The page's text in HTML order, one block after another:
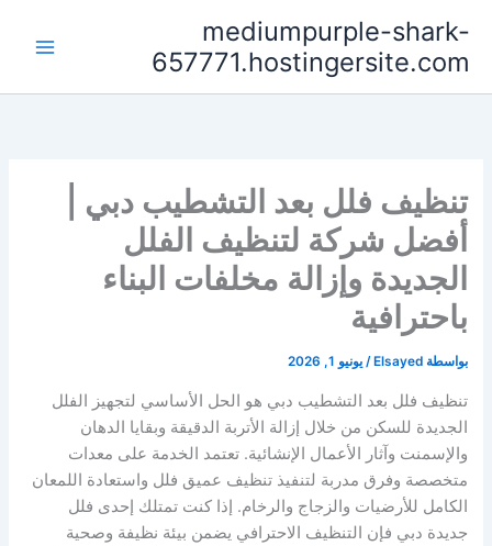
المحتوى
mediumpurple-shark-
657771.hostingersite.com
تنظيف فلل بعد التشطيب دبي |
أفضل شركة لتنظيف الفلل
الجديدة وإزالة مخلفات البناء
باحترافية
بواسطة Elsayed
/يونيو 1, 2026
تنظيف فلل بعد التشطيب دبي هو الحل الأساسي لتجهيز الفلل
الجديدة للسكن من خلال إزالة الأتربة الدقيقة وبقايا الدهان
والإسمنت وآثار الأعمال الإنشائية. تعتمد الخدمة على معدات
متخصصة وفرق مدربة لتنفيذ تنظيف عميق فلل واستعادة اللمعان
الكامل للأرضيات والزجاج والرخام. إذا كنت تمتلك إحدى فلل
جديدة دبي فإن التنظيف الاحترافي يضمن بيئة نظيفة وصحية